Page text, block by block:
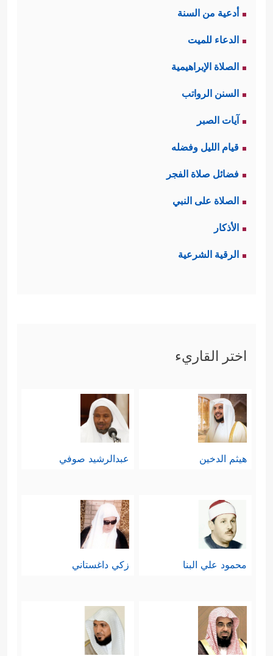
أدعية من السنة
الدعاء للميت
الصلاة الإبراهيمية
السنن الرواتب
آيات الصبر
قيام الليل وفضله
فضائل صلاة الفجر
الصلاة على النبي
الأذكار
الرقية الشرعية
اختر القاريء
هيثم الدخين عبدالرشيد صوفي
محمود علي البنا زكي داغستاني